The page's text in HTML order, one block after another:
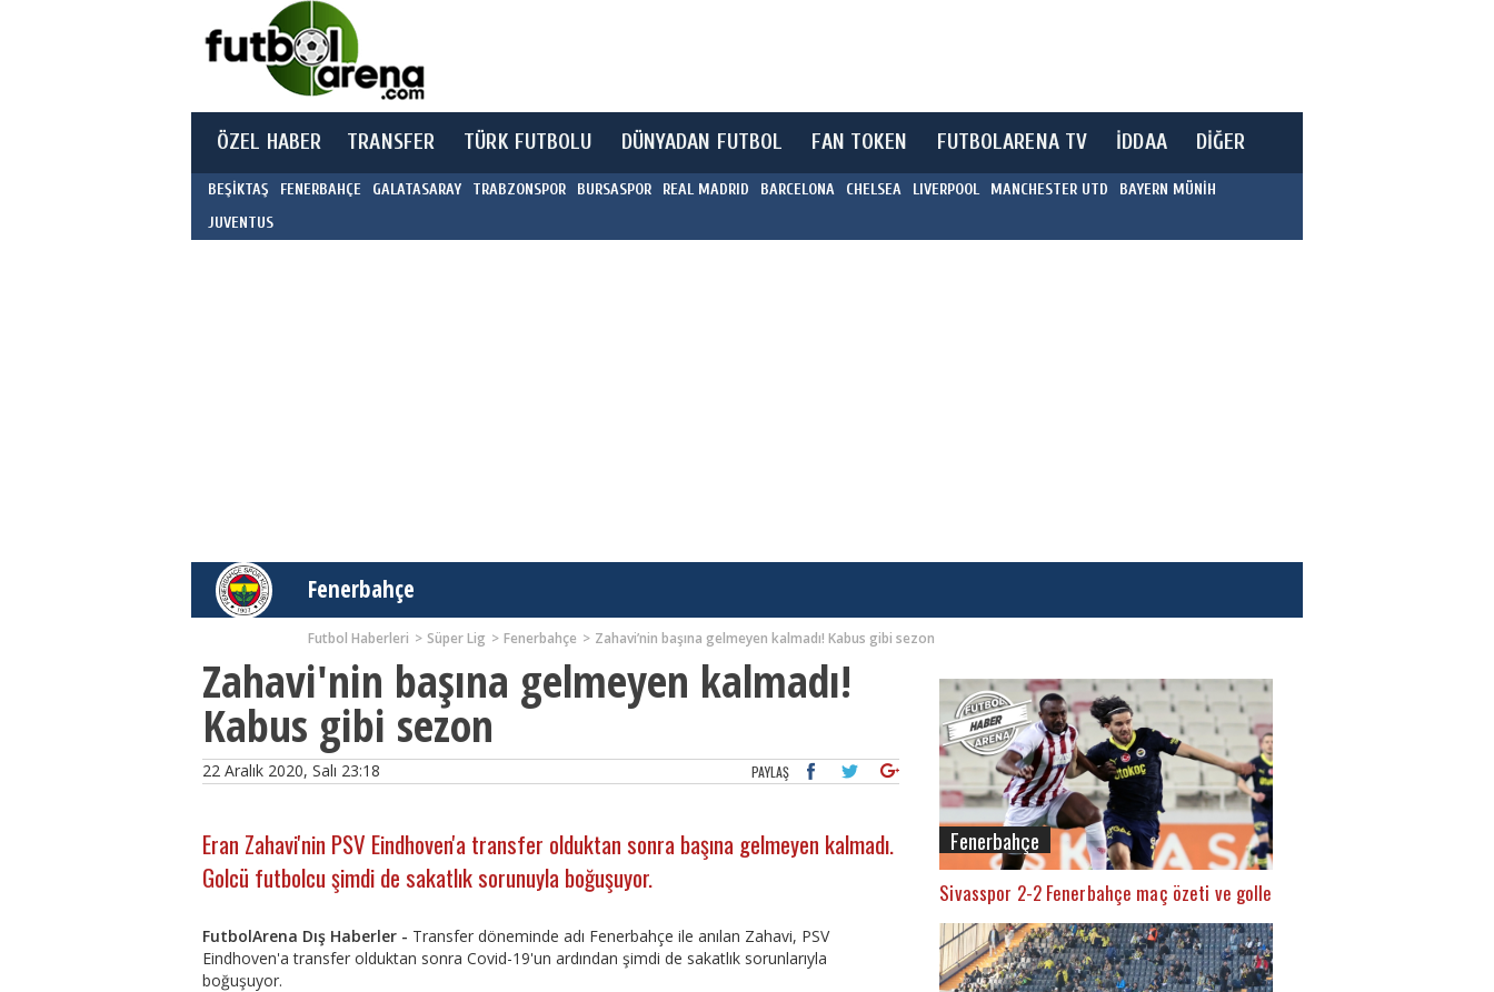
ÖZEL HABER TRANSFER TÜRK FUTBOLU DÜNYADAN FUTBOL FAN TOKEN FUTBOLARENA TV İDDAA DİĞER
BEŞİKTAŞ FENERBAHÇE GALATASARAY TRABZONSPOR BURSASPOR REAL MADRID BARCELONA CHELSEA LIVERPOOL MANCHESTER UTD
BAYERN MÜNİH
JUVENTUS
Fenerbahçe
Futbol Haberleri Süper Lig Fenerbahçe Zahavi’nin başına gelmeyen kalmadı! Kabus gibi sezon
Zahavi'nin başına gelmeyen kalmadı!
Kabus gibi sezon
22 Aralık 2020, Salı 23:18 PAYLAŞ
Eran Zahavi'nin PSV Eindhoven'a transfer olduktan sonra başına gelmeyen kalmadı.
Golcü futbolcu şimdi de sakatlık sorunuyla boğuşuyor.
FutbolArena Dış Haberler - Transfer döneminde adı Fenerbahçe ile anılan Zahavi, PSV
Eindhoven'a transfer olduktan sonra Covid-19'un ardından şimdi de sakatlık sorunlarıyla
boğuşuyor.
Fenerbahçe
Sivasspor 2-2 Fenerbahçe maç özeti ve golleri (İZLE)